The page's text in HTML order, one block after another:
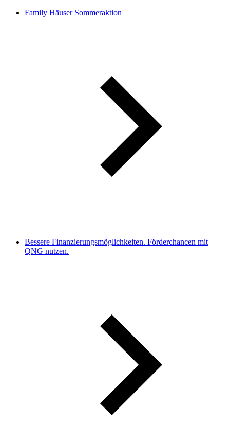
Family Häuser Sommeraktion
Bessere Finanzierungsmöglichkeiten. Förderchancen mit
QNG nutzen.